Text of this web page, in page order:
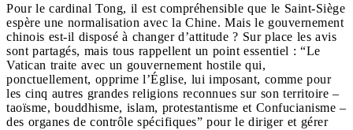
Pour le cardinal Tong, il est compréhensible que le Saint-Siège
espère une normalisation avec la Chine. Mais le gouvernement
chinois est-il disposé à changer d’attitude ? Sur place les avis
sont partagés, mais tous rappellent un point essentiel : “Le
Vatican traite avec un gouvernement hostile qui,
ponctuellement, opprime l’Église, lui imposant, comme pour
les cinq autres grandes religions reconnues sur son territoire –
taoïsme, bouddhisme, islam, protestantisme et Confucianisme –
des organes de contrôle spécifiques” pour le diriger et gérer